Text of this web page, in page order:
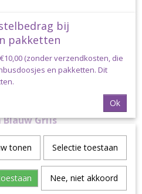
bij
pakketten
(zonder verzendkosten, die
en pakketten. Dit
Ok
tonen Selectie toestaan
Nee, niet akkoord
Blauw Grijs